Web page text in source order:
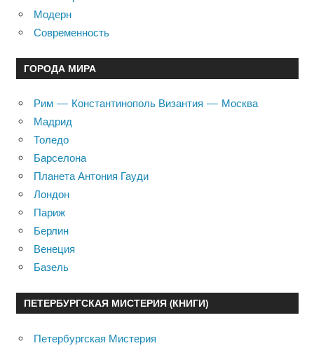
Модерн
Современность
ГОРОДА МИРА
Рим — Константинополь Византия — Москва
Мадрид
Толедо
Барселона
Планета Антония Гауди
Лондон
Париж
Берлин
Венеция
Базель
ПЕТЕРБУРГСКАЯ МИСТЕРИЯ (КНИГИ)
Петербургская Мистерия